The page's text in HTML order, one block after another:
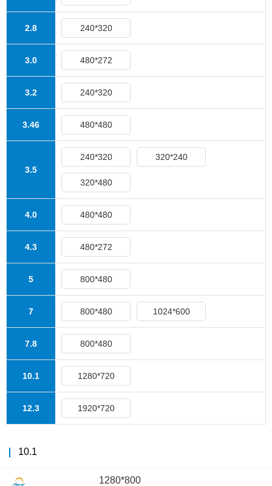
2.8 240*320
3.0 480*272
3.2 240*320
3.46 480*480
3.5
240*320 320*240
320*480
4.0 480*480
4.3 480*272
5 800*480
7 800*480 1024*600
7.8 800*480
10.1 1280*720
12.3 1920*720
10.1
1280*800